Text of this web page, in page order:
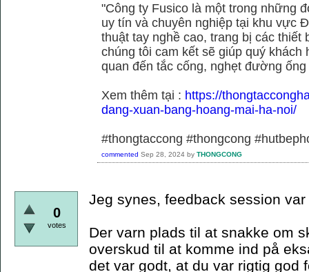
"Công ty Fusico là một trong những
uy tín và chuyên nghiệp tại khu vực
thuật tay nghề cao, trang bị các thiết
chúng tôi cam kết sẽ giúp quý
quan đến tắc cống, nghẹt đường
Xem thêm tại : https://
dang-xuan-bang-hoang-mai-ha-noi/
#thongtaccong #thongcong
commented Sep 28, 2024 by THONGCONG
0
votes
Jeg synes, feedback session
Der varn plads til at snakke om
overskud til at komme ind på
det var godt, at du var rigtig god